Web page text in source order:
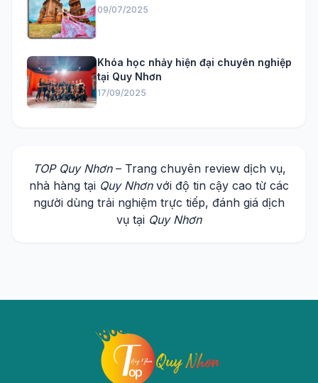
09/07/2025
Khóa học nhảy hiện đại chuyên nghiệp
tại Quy Nhơn
17/09/2025
TOP Quy Nhơn– Trang chuyên review dịch vụ,
nhà hàng tại Quy Nhơnvới độ tin cậy cao từ các
người dùng trải nghiệm trực tiếp, đánh giá dịch
vụ tại Quy Nhơn